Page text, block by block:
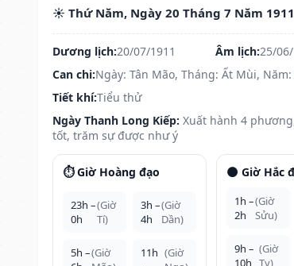
☀️ Thứ Năm, Ngày 20 Tháng 7 Năm 1911
Dương lịch:20/07/1911 Âm lịch:25/
Can chi:Ngày: Tân Mão, Tháng: Ất Mùi, Năm:
Tiết khí:Tiểu thử
Ngày Thanh Long Kiếp: Xuất hành 4
tốt, trăm sự được như ý
⏱️ Giờ Hoàng đạo
23h –
0h
(Giờ
Tí)
3h –
4h
(Giờ
Dần)
5h –(Giờ
11h (Giờ
🌑 Giờ Hắc
1h –
2h
(Giờ
Sửu)
9h –
10h
(Giờ
Tỵ)